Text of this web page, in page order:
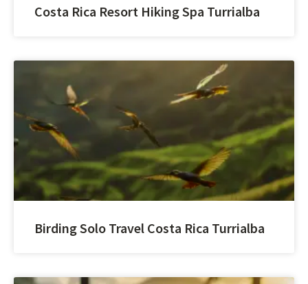
Costa Rica Resort Hiking Spa Turrialba
Birding Solo Travel Costa Rica Turrialba